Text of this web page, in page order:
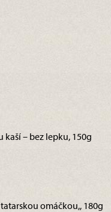
kaší – bez lepku, 150g
omáčkou,, 180g